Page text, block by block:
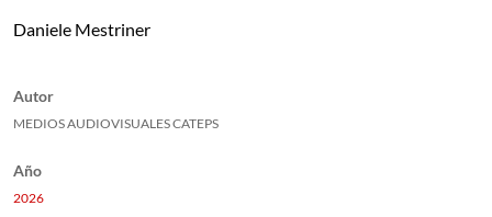
Daniele Mestriner
Autor
MEDIOS AUDIOVISUALES CATEPS
Año
2026